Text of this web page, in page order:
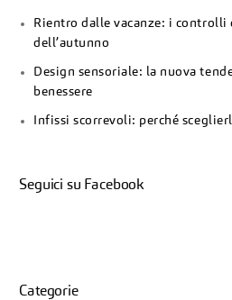
Rientro dalle vacanze: i controlli
dell’autunno
Design sensoriale: la nuova
benessere
Infissi scorrevoli: perché
Seguici su Facebook
Categorie